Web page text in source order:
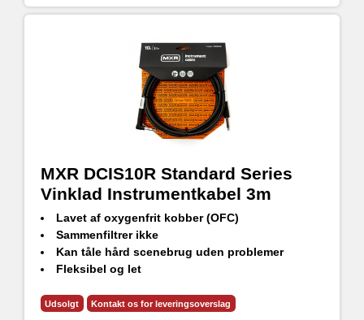
MXR DCIS10R Standard Series
Vinklad Instrumentkabel 3m
Lavet af oxygenfrit kobber (OFC)
Sammenfiltrer ikke
Kan tåle hård scenebrug uden problemer
Fleksibel og let
Udsolgt Kontakt os for leveringsoverslag